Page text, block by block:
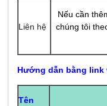
Liên hệ
Nếu cần
chúng tôi
Hướng dẫn bằng link
Tên